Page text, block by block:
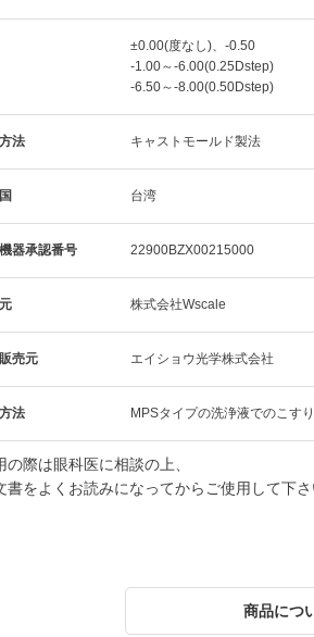
±0.00(度なし)、-0.50
-1.00～-6.00(0.25Dstep)
-6.50～-8.00(0.50Dstep)
法 キャストモールド製法
台湾
器承認番号 22900BZX00215000
株式会社Wscale
売元 エイショウ光学株式会社
法 MPSタイプの洗浄液でのこす
の際は眼科医に相談の上、
書をよくお読みになってからご使用して下さ
商品につ